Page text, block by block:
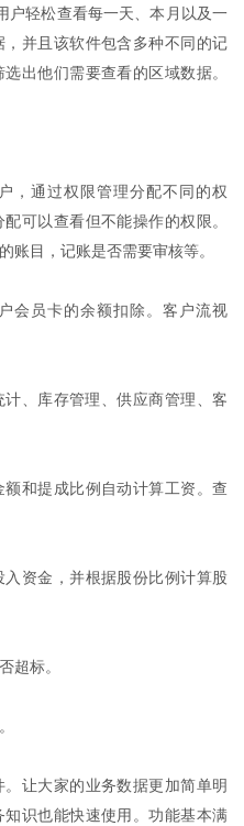
户轻松查看每一天、本月以及一
并且该软件包含多种不同的记
出他们需要查看的区域数据。
，通过权限管理分配不同的权
可以查看但不能操作的权限。
账目，记账是否需要审核等。
会员卡的余额扣除。客户流视
、库存管理、供应商管理、客
和提成比例自动计算工资。查
资金，并根据股份比例计算股
超标。
让大家的业务数据更加简单明
识也能快速使用。功能基本满